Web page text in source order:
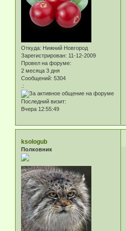
Откуда: Нижний Новгород
Зарегистрирован: 11-12-2009
Провел на форуме:
2 месяца 3 дня
Сообщений: 5304
.:
Последний визит:
Вчера 12:55:49
ksologub
Полковник